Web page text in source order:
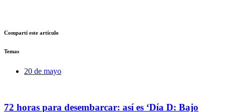
Compartí este artículo
Temas
20 de mayo
72 horas para desembarcar: así es ‘Día D: Bajo